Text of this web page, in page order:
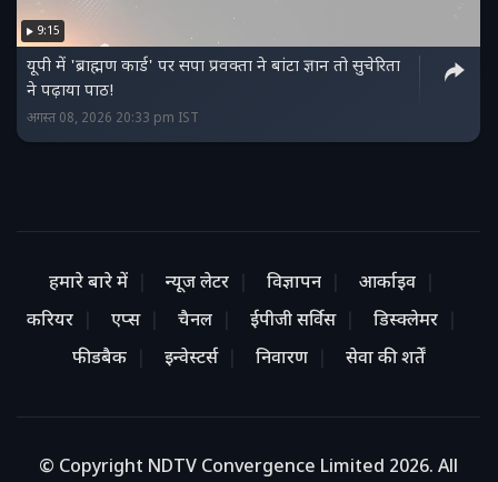
9:15
यूपी में 'ब्राह्मण कार्ड' पर सपा प्रवक्ता ने बांटा ज्ञान तो सुचेरिता
ने पढ़ाया पाठ!
अगस्त 08, 2026 20:33 pm IST
हमारे बारे में न्यूज लेटर विज्ञापन
आर्काइव
करियर
एप्स चैनल ईपीजी सर्विस
डिस्क्लेमर
फीडबैक
इन्वेस्टर्स निवारण सेवा की शर्तें
© Copyright NDTV Convergence Limited 2026. All